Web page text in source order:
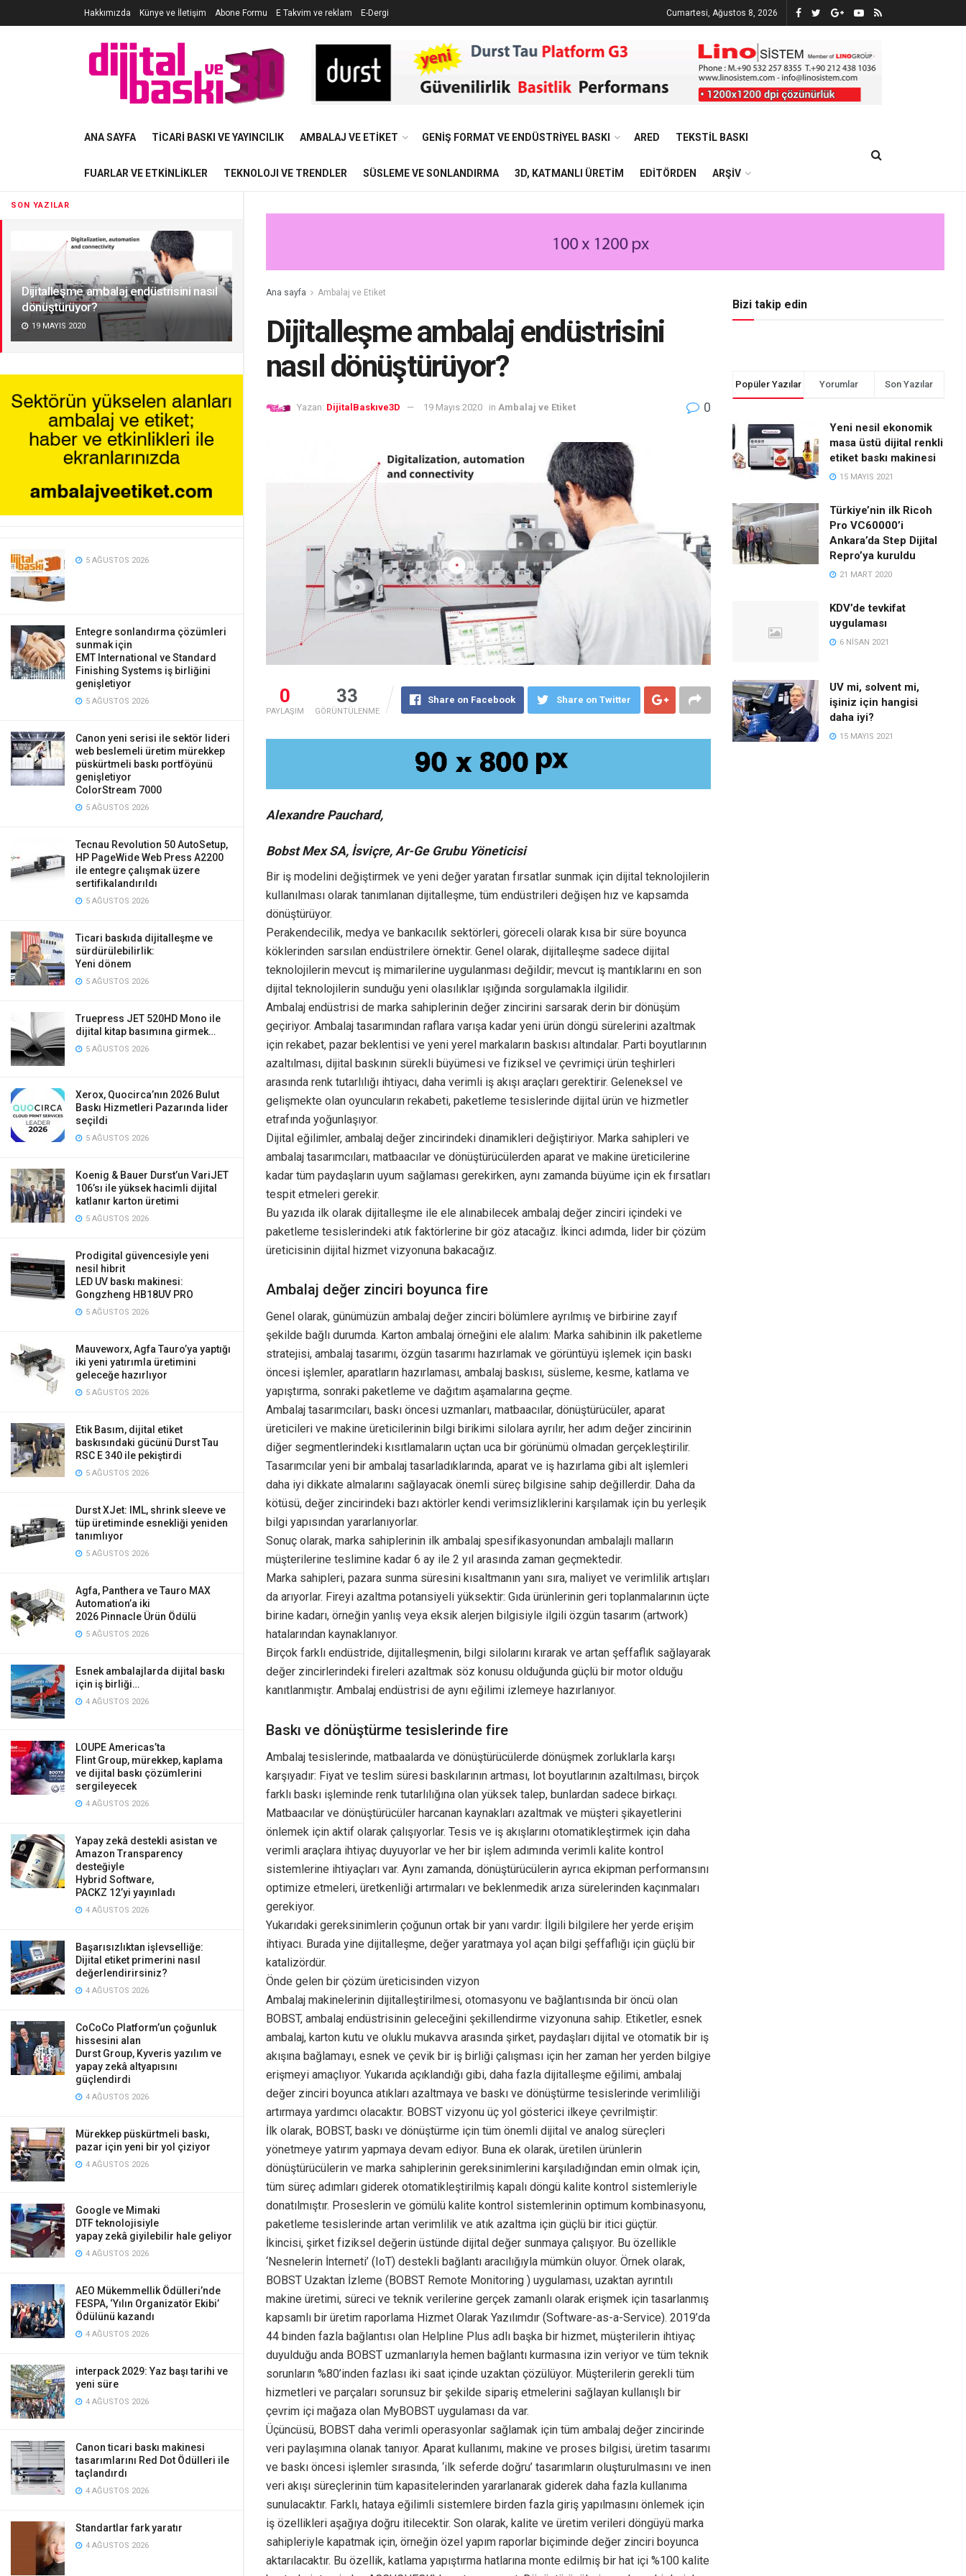
SON YAZILAR
Dijitalleşme ambalaj endüstrisini nasıl
dönüştürüyor?
19 MAYIS 2020
5 AĞUSTOS 2026
Entegre sonlandırma çözümleri
sunmak için
EMT International ve Standard
Finishing Systems iş birliğini
genişletiyor
5 AĞUSTOS 2026
Canon yeni serisi ile sektör lideri
web beslemeli üretim mürekkep
püskürtmeli baskı portföyünü
genişletiyor
ColorStream 7000
5 AĞUSTOS 2026
Tecnau Revolution 50 AutoSetup,
HP PageWide Web Press A2200
ile entegre çalışmak üzere
sertifikalandırıldı
5 AĞUSTOS 2026
Ticari baskıda dijitalleşme ve
sürdürülebilirlik:
Yeni dönem
5 AĞUSTOS 2026
Truepress JET 520HD Mono ile
dijital kitap basımına girmek…
5 AĞUSTOS 2026
Xerox, Quocirca’nın 2026 Bulut
Baskı Hizmetleri Pazarında lider
seçildi
5 AĞUSTOS 2026
Koenig & Bauer Durst’un VariJET
106’sı ile yüksek hacimli dijital
katlanır karton üretimi
5 AĞUSTOS 2026
Prodigital güvencesiyle yeni
nesil hibrit
LED UV baskı makinesi:
Gongzheng HB18UV PRO
5 AĞUSTOS 2026
Mauveworx, Agfa Tauro’ya yaptığı
iki yeni yatırımla üretimini
geleceğe hazırlıyor
5 AĞUSTOS 2026
Etik Basım, dijital etiket
baskısındaki gücünü Durst Tau
RSC E 340 ile pekiştirdi
5 AĞUSTOS 2026
Durst XJet: IML, shrink sleeve ve
tüp üretiminde esnekliği yeniden
tanımlıyor
5 AĞUSTOS 2026
Agfa, Panthera ve Tauro MAX
Automation’a iki
2026 Pinnacle Ürün Ödülü
5 AĞUSTOS 2026
Esnek ambalajlarda dijital baskı
için iş birliği…
4 AĞUSTOS 2026
LOUPE Americas’ta
Flint Group, mürekkep, kaplama
ve dijital baskı çözümlerini
sergileyecek
4 AĞUSTOS 2026
Yapay zekâ destekli asistan ve
Amazon Transparency
desteğiyle
Hybrid Software,
PACKZ 12’yi yayınladı
4 AĞUSTOS 2026
Başarısızlıktan işlevselliğe:
Dijital etiket primerini nasıl
değerlendirirsiniz?
4 AĞUSTOS 2026
CoCoCo Platform’un çoğunluk
hissesini alan
Durst Group, Kyveris yazılım ve
yapay zekâ altyapısını
güçlendirdi
4 AĞUSTOS 2026
Mürekkep püskürtmeli baskı,
pazar için yeni bir yol çiziyor
4 AĞUSTOS 2026
Google ve Mimaki
DTF teknolojisiyle
yapay zekâ giyilebilir hale geliyor
4 AĞUSTOS 2026
AEO Mükemmellik Ödülleri’nde
FESPA, ‘Yılın Organizatör Ekibi’
Ödülünü kazandı
4 AĞUSTOS 2026
interpack 2029: Yaz başı tarihi ve
yeni süre
4 AĞUSTOS 2026
Canon ticari baskı makinesi
tasarımlarını Red Dot Ödülleri ile
taçlandırdı
4 AĞUSTOS 2026
Standartlar fark yaratır
4 AĞUSTOS 2026
Hakkımızda Künye ve İletişim Abone Formu E Takvim ve reklam E-Dergi Cumartesi, Ağustos 8, 2026
ANA SAYFA TICARI BASKI VE YAYINCILIK AMBALAJ VE ETIKET GENIŞ FORMAT VE ENDÜSTRIYEL BASKI ARED TEKSTIL BASKI
FUARLAR VE ETKINLIKLER TEKNOLOJI VE TRENDLER SÜSLEME VE SONLANDIRMA 3D, KATMANLI ÜRETIM EDITÖRDEN ARŞIV
Ana sayfa Ambalaj ve Etiket
Dijitalleşme ambalaj endüstrisini
nasıl dönüştürüyor?
Yazan: DijitalBaskıve3D 19 Mayıs 2020 in Ambalaj ve Etiket 0
0
PAYLAŞIM
33
GÖRÜNTÜLENME
Share on Facebook Share on Twitter
Alexandre Pauchard,
Bobst Mex SA, İsviçre, Ar-Ge Grubu Yöneticisi
Bir iş modelini değiştirmek ve yeni değer yaratan fırsatlar sunmak için dijital teknolojilerin
kullanılması olarak tanımlanan dijitalleşme, tüm endüstrileri değişen hız ve kapsamda
dönüştürüyor.
Perakendecilik, medya ve bankacılık sektörleri, göreceli olarak kısa bir süre boyunca
köklerinden sarsılan endüstrilere örnektir. Genel olarak, dijitalleşme sadece dijital
teknolojilerin mevcut iş mimarilerine uygulanması değildir; mevcut iş mantıklarını en son
dijital teknolojilerin sunduğu yeni olasılıklar ışığında sorgulamakla ilgilidir.
Ambalaj endüstrisi de marka sahiplerinin değer zincirini sarsarak derin bir dönüşüm
geçiriyor. Ambalaj tasarımından raflara varışa kadar yeni ürün döngü sürelerini azaltmak
için rekabet, pazar beklentisi ve yeni yerel markaların baskısı altındalar. Parti boyutlarının
azaltılması, dijital baskının sürekli büyümesi ve fiziksel ve çevrimiçi ürün teşhirleri
arasında renk tutarlılığı ihtiyacı, daha verimli iş akışı araçları gerektirir. Geleneksel ve
gelişmekte olan oyuncuların rekabeti, paketleme tesislerinde dijital ürün ve hizmetler
etrafında yoğunlaşıyor.
Dijital eğilimler, ambalaj değer zincirindeki dinamikleri değiştiriyor. Marka sahipleri ve
ambalaj tasarımcıları, matbaacılar ve dönüştürücülerden aparat ve makine üreticilerine
kadar tüm paydaşların uyum sağlaması gerekirken, aynı zamanda büyüme için ek fırsatları
tespit etmeleri gerekir.
Bu yazıda ilk olarak dijitalleşme ile ele alınabilecek ambalaj değer zinciri içindeki ve
paketleme tesislerindeki atık faktörlerine bir göz atacağız. İkinci adımda, lider bir çözüm
üreticisinin dijital hizmet vizyonuna bakacağız.
Ambalaj değer zinciri boyunca fire
Genel olarak, günümüzün ambalaj değer zinciri bölümlere ayrılmış ve birbirine zayıf
şekilde bağlı durumda. Karton ambalaj örneğini ele alalım: Marka sahibinin ilk paketleme
stratejisi, ambalaj tasarımı, özgün tasarımı hazırlamak ve görüntüyü işlemek için baskı
öncesi işlemler, aparatların hazırlaması, ambalaj baskısı, süsleme, kesme, katlama ve
yapıştırma, sonraki paketleme ve dağıtım aşamalarına geçme.
Ambalaj tasarımcıları, baskı öncesi uzmanları, matbaacılar, dönüştürücüler, aparat
üreticileri ve makine üreticilerinin bilgi birikimi silolara ayrılır, her adım değer zincirinin
diğer segmentlerindeki kısıtlamaların uçtan uca bir görünümü olmadan gerçekleştirilir.
Tasarımcılar yeni bir ambalaj tasarladıklarında, aparat ve iş hazırlama gibi alt işlemleri
daha iyi dikkate almalarını sağlayacak önemli süreç bilgisine sahip değillerdir. Daha da
kötüsü, değer zincirindeki bazı aktörler kendi verimsizliklerini karşılamak için bu yerleşik
bilgi yapısından yararlanıyorlar.
Sonuç olarak, marka sahiplerinin ilk ambalaj spesifikasyonundan ambalajlı malların
müşterilerine teslimine kadar 6 ay ile 2 yıl arasında zaman geçmektedir.
Marka sahipleri, pazara sunma süresini kısaltmanın yanı sıra, maliyet ve verimlilik artışları
da arıyorlar. Fireyi azaltma potansiyeli yüksektir: Gıda ürünlerinin geri toplanmalarının üçte
birine kadarı, örneğin yanlış veya eksik alerjen bilgisiyle ilgili özgün tasarım (artwork)
hatalarından kaynaklanıyor.
Birçok farklı endüstride, dijitalleşmenin, bilgi silolarını kırarak ve artan şeffaflık sağlayarak
değer zincirlerindeki fireleri azaltmak söz konusu olduğunda güçlü bir motor olduğu
kanıtlanmıştır. Ambalaj endüstrisi de aynı eğilimi izlemeye hazırlanıyor.
Baskı ve dönüştürme tesislerinde fire
Ambalaj tesislerinde, matbaalarda ve dönüştürücülerde dönüşmek zorluklarla karşı
karşıyadır: Fiyat ve teslim süresi baskılarının artması, lot boyutlarının azaltılması, birçok
farklı baskı işleminde renk tutarlılığına olan yüksek talep, bunlardan sadece birkaçı.
Matbaacılar ve dönüştürücüler harcanan kaynakları azaltmak ve müşteri şikayetlerini
önlemek için aktif olarak çalışıyorlar. Tesis ve iş akışlarını otomatikleştirmek için daha
verimli araçlara ihtiyaç duyuyorlar ve her bir işlem adımında verimli kalite kontrol
sistemlerine ihtiyaçları var. Aynı zamanda, dönüştürücülerin ayrıca ekipman performansını
optimize etmeleri, üretkenliği artırmaları ve beklenmedik arıza sürelerinden kaçınmaları
gerekiyor.
Yukarıdaki gereksinimlerin çoğunun ortak bir yanı vardır: İlgili bilgilere her yerde erişim
ihtiyacı. Burada yine dijitalleşme, değer yaratmaya yol açan bilgi şeffaflığı için güçlü bir
katalizördür.
Önde gelen bir çözüm üreticisinden vizyon
Ambalaj makinelerinin dijitalleştirilmesi, otomasyonu ve bağlantısında bir öncü olan
BOBST, ambalaj endüstrisinin geleceğini şekillendirme vizyonuna sahip. Etiketler, esnek
ambalaj, karton kutu ve oluklu mukavva arasında şirket, paydaşları dijital ve otomatik bir iş
akışına bağlamayı, esnek ve çevik bir iş birliği çalışması için her zaman her yerden bilgiye
erişmeyi amaçlıyor. Yukarıda açıklandığı gibi, daha fazla dijitalleşme eğilimi, ambalaj
değer zinciri boyunca atıkları azaltmaya ve baskı ve dönüştürme tesislerinde verimliliği
artırmaya yardımcı olacaktır. BOBST vizyonu üç yol gösterici ilkeye çevrilmiştir:
İlk olarak, BOBST, baskı ve dönüştürme için tüm önemli dijital ve analog süreçleri
yönetmeye yatırım yapmaya devam ediyor. Buna ek olarak, üretilen ürünlerin
dönüştürücülerin ve marka sahiplerinin gereksinimlerini karşıladığından emin olmak için,
tüm süreç adımları giderek otomatikleştirilmiş kapalı döngü kalite kontrol sistemleriyle
donatılmıştır. Proseslerin ve gömülü kalite kontrol sistemlerinin optimum kombinasyonu,
paketleme tesislerinde artan verimlilik ve atık azaltma için güçlü bir itici güçtür.
İkincisi, şirket fiziksel değerin üstünde dijital değer sunmaya çalışıyor. Bu özellikle
‘Nesnelerin İnterneti’ (IoT) destekli bağlantı aracılığıyla mümkün oluyor. Örnek olarak,
BOBST Uzaktan İzleme (BOBST Remote Monitoring ) uygulaması, uzaktan ayrıntılı
makine üretimi, süreci ve teknik verilerine gerçek zamanlı olarak erişmek için tasarlanmış
kapsamlı bir üretim raporlama Hizmet Olarak Yazılımdır (Software-as-a-Service). 2019’da
44 binden fazla bağlantısı olan Helpline Plus adlı başka bir hizmet, müşterilerin ihtiyaç
duyulduğu anda BOBST uzmanlarıyla hemen bağlantı kurmasına izin veriyor ve tüm teknik
sorunların %80’inden fazlası iki saat içinde uzaktan çözülüyor. Müşterilerin gerekli tüm
hizmetleri ve parçaları sorunsuz bir şekilde sipariş etmelerini sağlayan kullanışlı bir
çevrim içi mağaza olan MyBOBST uygulaması da var.
Üçüncüsü, BOBST daha verimli operasyonlar sağlamak için tüm ambalaj değer zincirinde
veri paylaşımına olanak tanıyor. Aparat kullanımı, makine ve proses bilgisi, üretim tasarımı
ve baskı öncesi işlemler sırasında, ‘ilk seferde doğru’ tasarımların oluşturulmasını ve inen
veri akışı süreçlerinin tüm kapasitelerinden yararlanarak giderek daha fazla kullanıma
sunulacaktır. Farklı, hataya eğilimli sistemlere birden fazla giriş yapılmasını önlemek için
iş özellikleri aşağıya doğru itilecektir. Son olarak, kalite ve üretim verileri döngüyü marka
sahipleriyle kapatmak için, örneğin özel yapım raporlar biçiminde değer zinciri boyunca
aktarılacaktır. Bu özellik, katlama yapıştırma hatlarına monte edilmiş bir hat içi %100 kalite
Bizi takip edin
Popüler Yazılar Yorumlar Son Yazılar
Yeni nesil ekonomik
masa üstü dijital renkli
etiket baskı makinesi
15 MAYIS 2021
Türkiye’nin ilk Ricoh
Pro VC60000’i
Ankara’da Step Dijital
Repro’ya kuruldu
21 MART 2020
KDV’de tevkifat
uygulaması
6 NISAN 2021
UV mi, solvent mi,
işiniz için hangisi
daha iyi?
15 MAYIS 2021